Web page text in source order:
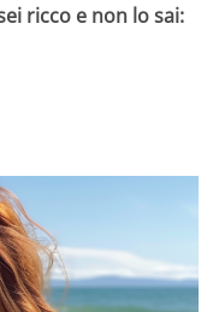
ricco e non lo sai: